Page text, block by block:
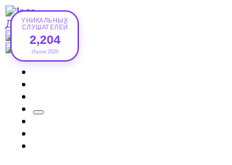
УНИКАЛЬНЫХ
СЛУШАТЕЛЕЙ
2,204
Июле 2026
Донаты